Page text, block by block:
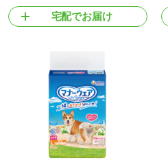
宅配でお届け